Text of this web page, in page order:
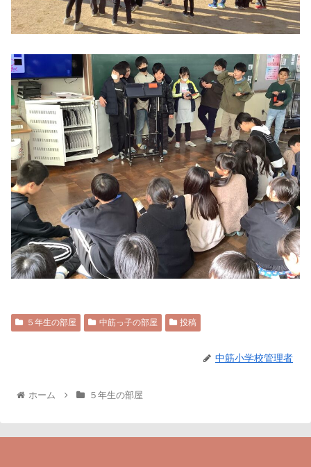
５年生の部屋 中筋っ子の部屋 投稿
中筋小学校管理者
ホーム ５年生の部屋